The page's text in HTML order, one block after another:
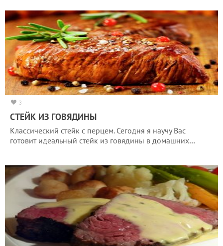
3
СТЕЙК ИЗ ГОВЯДИНЫ
Классический стейк с перцем. Сегодня я научу Вас
готовит идеальный стейк из говядины в домашних…